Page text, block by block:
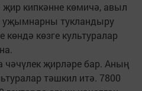
кипкәнне көмичә, авыл
уҗымнарны тукландыру
көндә көзге культуралар
чәчүлек җирләре бар. Аның
тәшкил итә. 7800